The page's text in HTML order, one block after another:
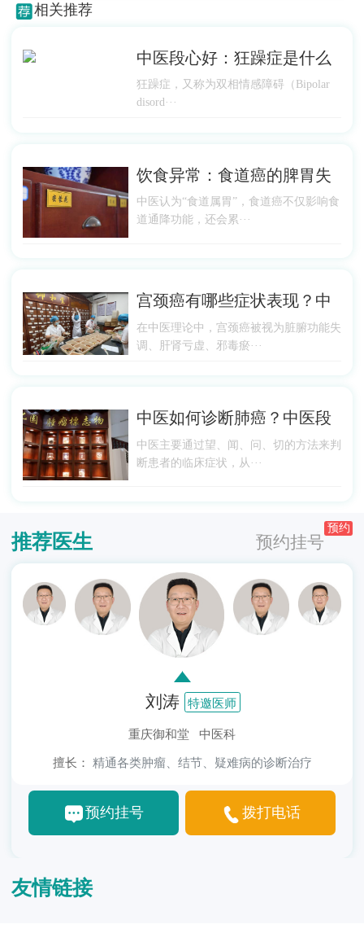
相关推荐
中医段心好：狂躁症是什么
狂躁症，又称为双相情感障碍（Bipolar
disord···
饮食异常：食道癌的脾胃失
中医认为“食道属胃”，食道癌不仅影响食
道通降功能，还会累···
宫颈癌有哪些症状表现？中
在中医理论中，宫颈癌被视为脏腑功能失
调、肝肾亏虚、邪毒瘀···
中医如何诊断肺癌？中医段
中医主要通过望、闻、问、切的方法来判
断患者的临床症状，从···
推荐医生 预约挂号
预约
刘涛 特邀医师
重庆御和堂 中医科
擅长： 精通各类肿瘤、结节、疑难病的诊断治疗
预约挂号 拨打电话
友情链接